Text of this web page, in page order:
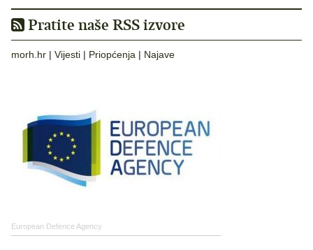
Pratite naše RSS izvore
morh.hr | Vijesti | Priopćenja | Najave
European Defence Agency